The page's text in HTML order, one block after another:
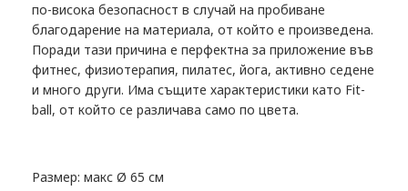
по-висока безопасност в случай на пробиване
благодарение на материала, от който е произведена.
Поради тази причина е перфектна за приложение във
фитнес, физиотерапия, пилатес, йога, активно седене
и много други. Има същите характеристики като Fit-
ball, от който се различава само по цвета.
Размер: макс Ø 65 см